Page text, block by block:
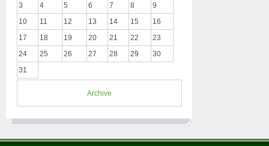
3
4 5 6 7 8
9
10
11 12 13 14 15
16
17
18 19 20 21 22
23
24
25 26 27 28 29
30
31
Archive